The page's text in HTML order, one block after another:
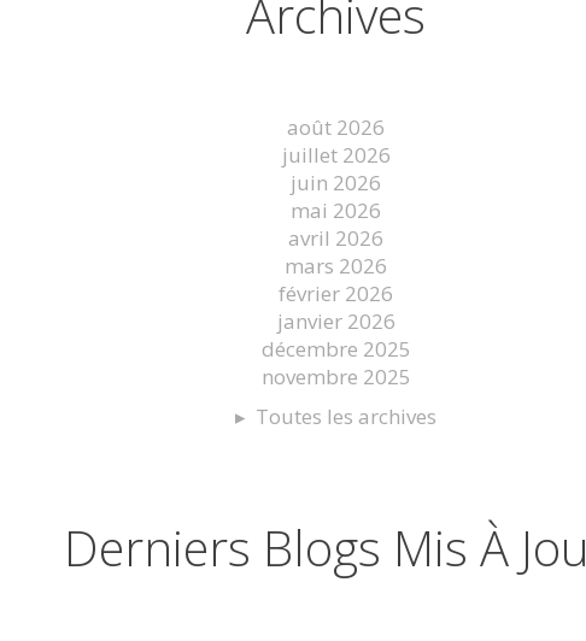
Archives
août 2026
juillet 2026
juin 2026
mai 2026
avril 2026
mars 2026
février 2026
janvier 2026
décembre 2025
novembre 2025
Toutes les archives
Derniers Blogs Mis À